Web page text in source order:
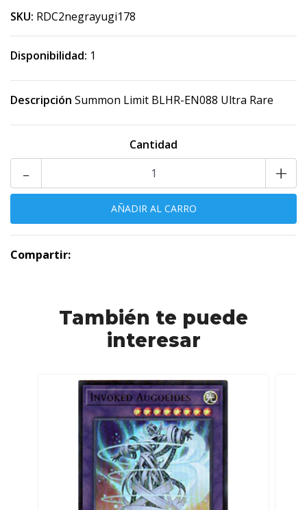
SKU: RDC2negrayugi178
Disponibilidad: 1
Descripción Summon Limit BLHR-EN088 Ultra Rare
Cantidad
+
-
Compartir:
También te puede
interesar